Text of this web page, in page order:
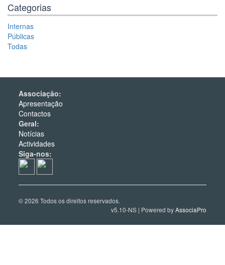
Categorias
Internas
Públicas
Todas
Associação:
Apresentação
Contactos
Geral:
Notícias
Actividades
Siga-nos:
© 2026 Todos os direitos reservados.
v5.10-NS | Powered byAssociaPro